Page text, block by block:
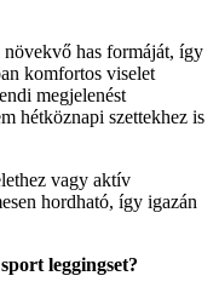
has formáját, így
komfortos viselet
megjelenést
hétköznapi szettekhez is
vagy aktív
hordható, így igazán
leggingset?